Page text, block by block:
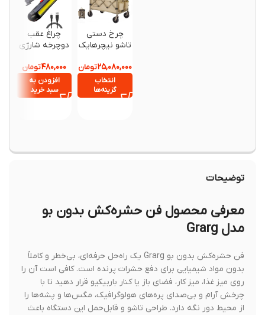
چرخ دستی
تاشو نیچرهایک
CNK2350JJ012
اورجینال
۲۵,۰۸۰,۰۰۰تومان
انتخاب
گزینه‌ها
چراغ عقب
دوچرخه شارژی
Lumens۴۸۰,۰۰۰تومان
افزودن به
سبد خرید
توضیحات
معرفی محصول فن حشره‌کش بدون بو
مدل Grarg
فن حشره‌کش بدون بو Grarg یک راه‌حل حرفه‌ای، بی‌خطر و کاملاً
بدون مواد شیمیایی برای دفع حشرات پرنده است. کافی است آن را
روی میز غذا، میز کار، فضای باز یا کنار باربیکیو قرار دهید تا با
چرخش آرام و بی‌صدای پره‌های هولوگرافیک، مگس‌ها و پشه‌ها را
از محیط دور نگه دارد. طراحی تاشو و قابل‌حمل این دستگاه باعث